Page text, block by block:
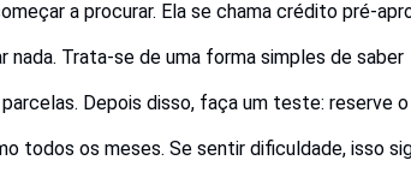
a procurar. Ela se chama crédito pré-
Trata-se de uma forma simples de saber
Depois disso, faça um teste: reserve o
todos os meses. Se sentir dificuldade, isso